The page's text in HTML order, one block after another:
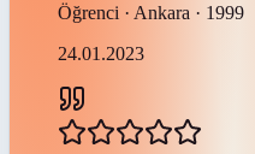
Öğrenci · Ankara · 1999
24.01.2023